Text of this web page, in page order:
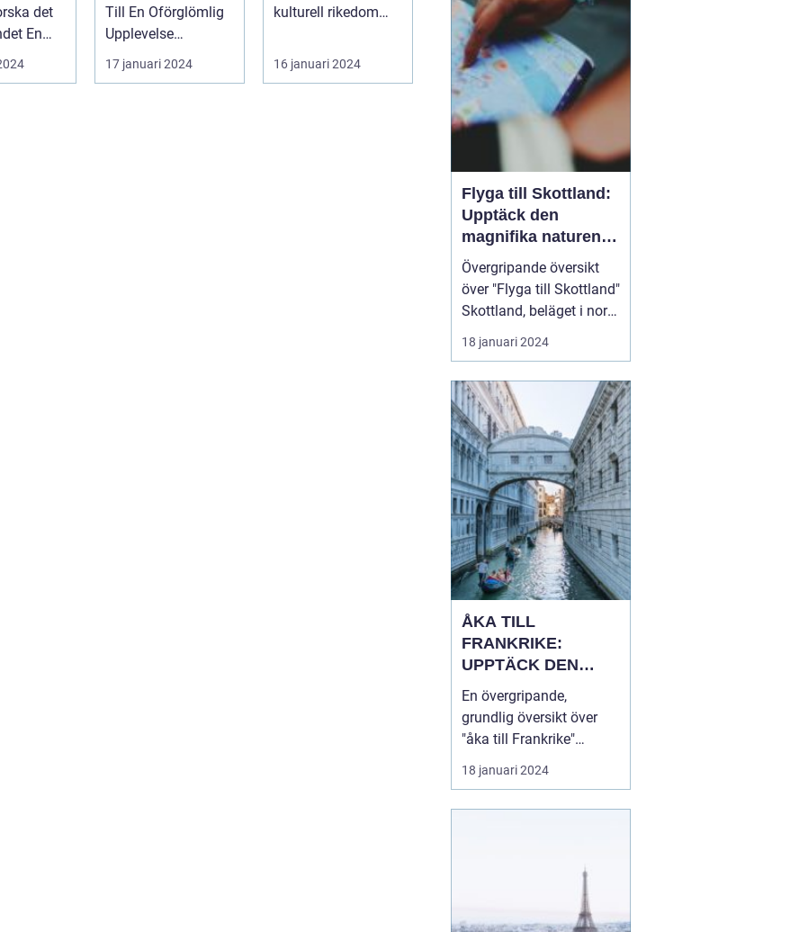
det
En
grun...
Till En Oförglömlig
Upplevelse
Inledning: Italien, ett
land...
17 januari 2024
kulturell rikedom
mest känt för sina
vack...
16 januari 2024
ut som en av de mest
attr...
Flyga till Skottland:
Upptäck den
magnifika naturen
och rika historien
Övergripande översikt
över "Flyga till Skottland"
Skottland, beläget i norra
delen av Storbritannien,
har länge fascinerat
spektakulära natur,
historiska sevärdheter
och unika kultur. Att
flyga till Skottland är ett
populärt val fö...
18 januari 2024
ÅKA TILL
FRANKRIKE:
UPPTÄCK DEN
MÅNGFALDIGA
SKÖNHETEN
En övergripande,
grundlig översikt över
"åka till Frankrike"
Franska republiken, känt
som Frankrike, lockar
turistdestinationerna i
världen har Frankrike en
18 januari 2024